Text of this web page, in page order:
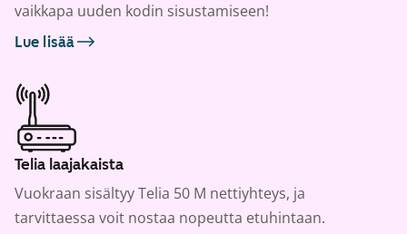
vaikkapa uuden kodin sisustamiseen!
Lue lisää
Telia laajakaista
Vuokraan sisältyy Telia 50 M nettiyhteys, ja
tarvittaessa voit nostaa nopeutta etuhintaan.